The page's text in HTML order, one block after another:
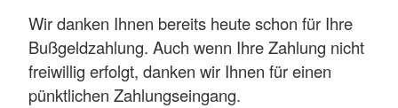
Wir danken Ihnen bereits heute schon für Ihre
Bußgeldzahlung. Auch wenn Ihre Zahlung nicht
freiwillig erfolgt, danken wir Ihnen für einen
pünktlichen Zahlungseingang.